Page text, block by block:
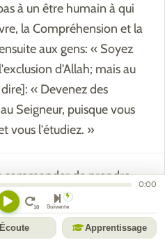
à un être humain à qui
la Compréhension et la
aux gens: « Soyez
d'Allah; mais au
« Devenez des
Seigneur, puisque vous
vous l'étudiez. »
commander de prendre
et prophètes. Vous
rejeter la foi, vous qui êtes
0:00
Suivante
Apprentissage